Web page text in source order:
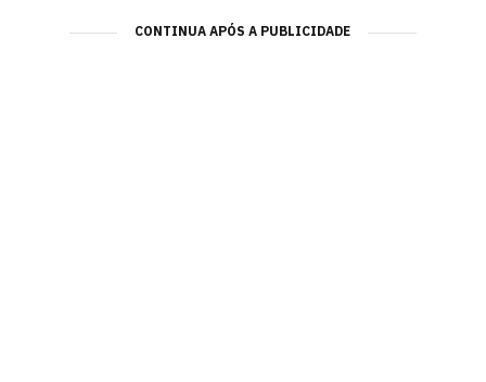
CONTINUA APÓS A PUBLICIDADE